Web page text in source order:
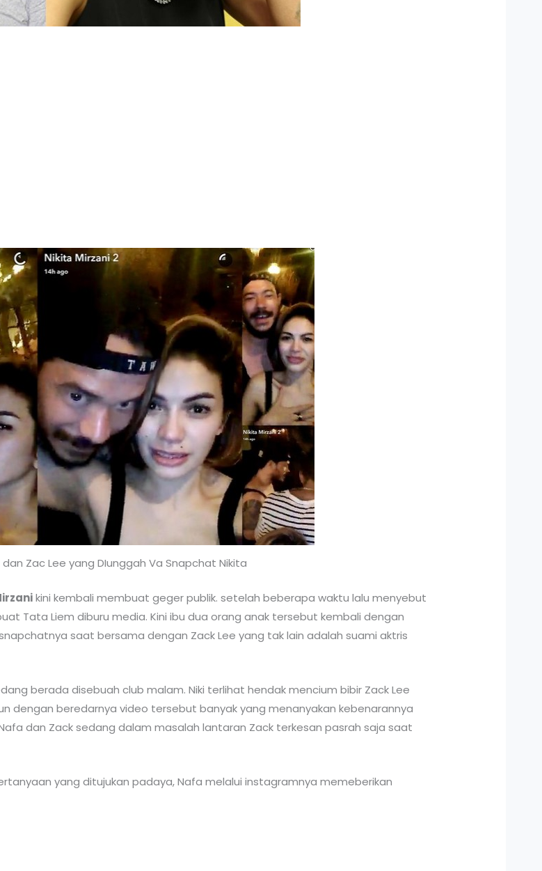
Zac Lee yang DIunggah Va Snapchat Nikita
kini kembali membuat geger publik. setelah beberapa waktu lalu menyebut
Tata Liem diburu media. Kini ibu dua orang anak tersebut kembali dengan
saat bersama dengan Zack Lee yang tak lain adalah suami aktris
berada disebuah club malam. Niki terlihat hendak mencium bibir Zack Lee
dengan beredarnya video tersebut banyak yang menanyakan kebenarannya
dan Zack sedang dalam masalah lantaran Zack terkesan pasrah saja saat
yang ditujukan padaya, Nafa melalui instagramnya memeberikan